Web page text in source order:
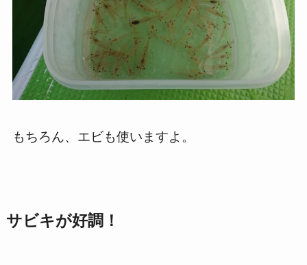
もちろん、エビも使いますよ。
サビキが好調！